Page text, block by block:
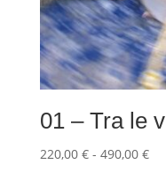
01 – Tra le
220,00 € - 490,00 €